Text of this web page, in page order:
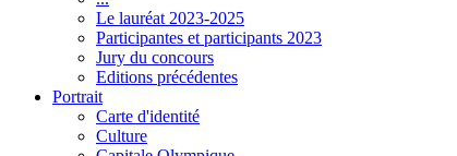
Le lauréat 2023-2025
Participantes et participants 2023
Jury du concours
Editions précédentes
Portrait
Carte d'identité
Culture